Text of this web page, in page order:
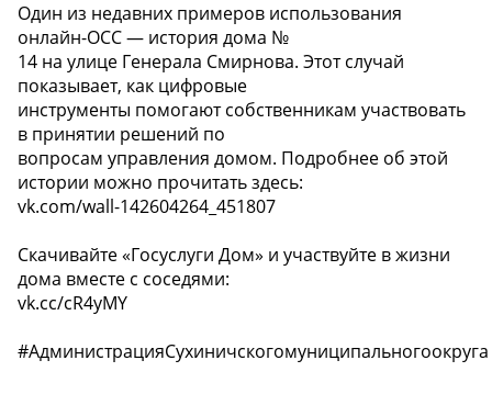
Один из недавних примеров использования
онлайн-ОСС — история дома №
14 на улице Генерала Смирнова. Этот случай
показывает, как цифровые
инструменты помогают собственникам участвовать
в принятии решений по
вопросам управления домом. Подробнее об этой
истории можно прочитать здесь:
vk.com/wall-142604264_451807
Скачивайте «Госуслуги Дом» и участвуйте в жизни
дома вместе с соседями:
vk.cc/cR4yMY
#АдминистрацияСухиничскогомуниципальногоокруга